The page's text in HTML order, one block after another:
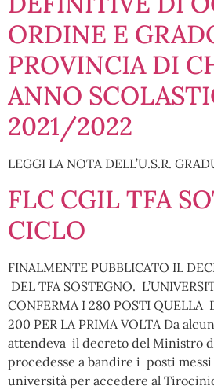
ORDINE E
PROVINCIA DI
ANNO
2021/2022
LEGGI LA NOTA DELL’U.S.R.
FLC CGIL TFA
CICLO
FINALMENTE PUBBLICATO IL
DEL TFA SOSTEGNO.
CONFERMA I 280 POSTI QUELLA
200 PER LA PRIMA VOLTA Da
attendeva il decreto del Ministro
procedesse a bandire i posti
università per accedere al